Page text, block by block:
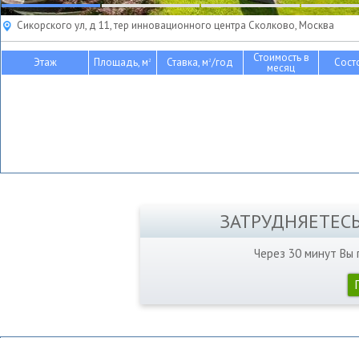
Сикорского ул, д 11, тер инновационного центра Сколково, Москва
Этаж Площадь, м2 Ставка, м2/год Стоимость в
месяц
Через 30 минут Вы